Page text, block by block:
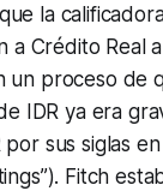
la
a Crédito Real a
un proceso de
IDR ya era
por sus siglas
). Fitch